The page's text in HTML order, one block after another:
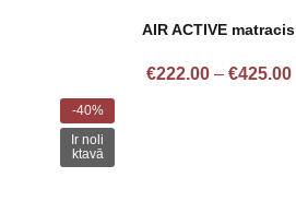
AIR ACTIVE matracis
€222.00 – €425.00
-40%
Ir noli
ktavā